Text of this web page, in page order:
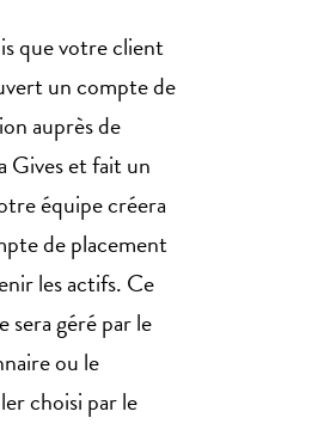
que votre client
un compte de
auprès de
Gives et fait un
équipe créera
de placement
les actifs. Ce
sera géré par le
ou le
choisi par le